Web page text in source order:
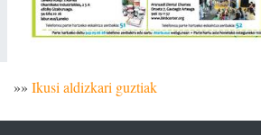
»» Ikusi aldizkari guztiak